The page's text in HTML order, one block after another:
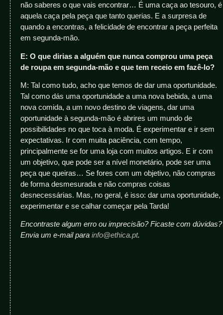
não saberes o que vais encontrar… É uma caça ao tesouro, é
aquela caça pela peça que tanto querias. E a surpresa de
quando a encontras, a felicidade de encontrar a peça perfeita
em segunda-mão.
E: O que dirias a alguém que nunca comprou uma peça
de roupa em segunda-mão e que tem receio em fazê-lo?
M: Tal como tudo, acho que temos de dar uma oportunidade.
Tal como dás uma oportunidade a uma nova bebida, a uma
nova comida, a um novo destino de viagens, dar uma
oportunidade à segunda-mão é abrires um mundo de
possibilidades no que toca à moda. É experimentar e ir sem
expectativas. Ir com muita paciência, com tempo,
principalmente se for uma loja com muitos artigos. E ir com
um objetivo, que pode ser a nível monetário, pode ser uma
peça que queiras… Se fores com um objetivo, não compras
de forma desmesurada e não compras coisas
desnecessárias. Mas, no geral, é isso: dar uma oportunidade,
experimentar e se calhar começar pela Tarda!
Encontraste algum erro ou imprecisão? Ficaste com dúvidas?
Envia um e-mail para info@ethica.pt.